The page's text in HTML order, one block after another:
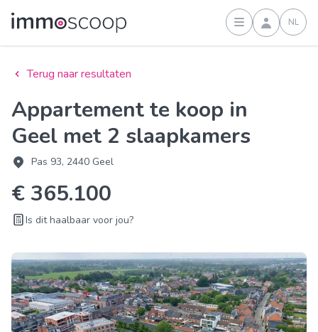
Inloggen
NL
Terug naar resultaten
Appartement te koop in
Geel met 2 slaapkamers
Pas 93, 2440 Geel
€ 365.100
Is dit haalbaar voor jou?